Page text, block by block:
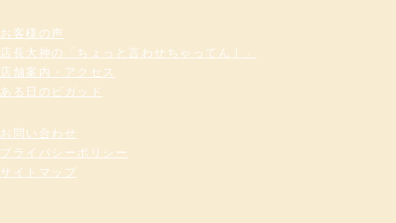
お客様の声
店長大神の「ちょっと言わせちゃってん！」
店舗案内・アクセス
ある日のビガッド
お問い合わせ
プライバシーポリシー
サイトマップ